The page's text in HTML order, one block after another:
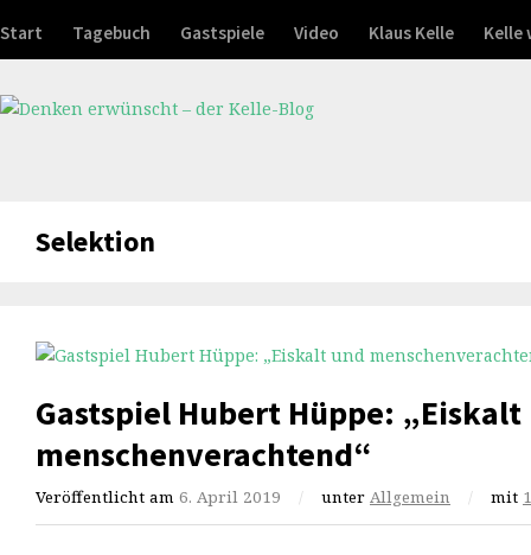
Start Tagebuch Gastspiele Video Klaus Kelle Kelle
Selektion
Gastspiel Hubert Hüppe: „Eiskalt
menschenverachtend“
Veröffentlicht am 6. April 2019 / unter Allgemein / mit